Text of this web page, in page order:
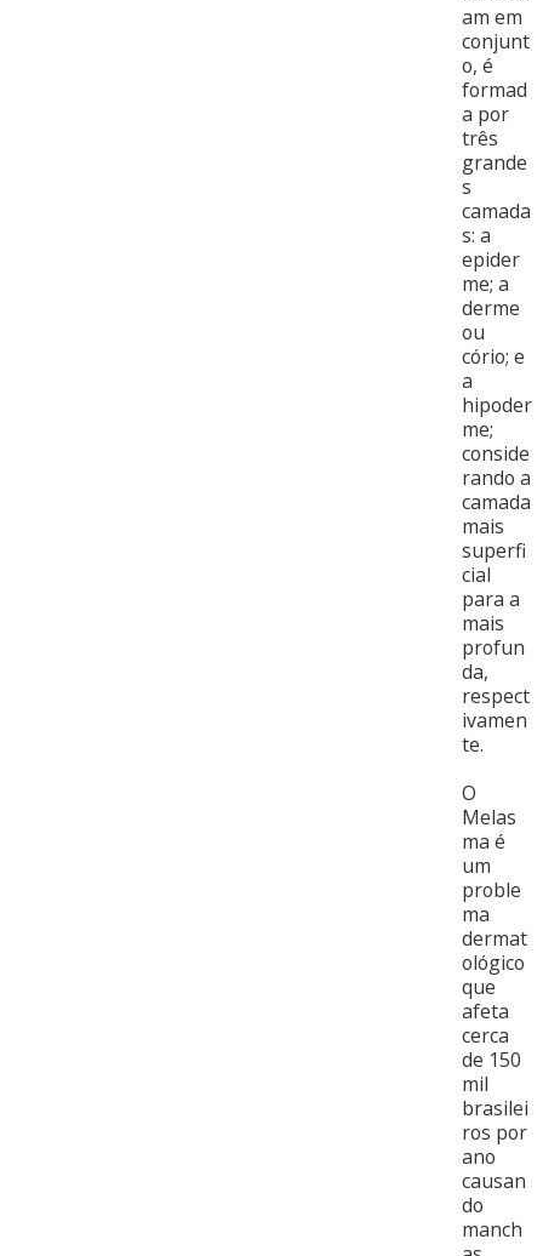
am em
conjunt
o, é
formad
a por
três
grande
s
camada
s: a
epider
me; a
derme
ou
cório; e
a
hipoder
me;
conside
rando a
camada
mais
superfi
cial
para a
mais
profun
da,
respect
ivamen
te.
O
Melas
ma é
um
proble
ma
dermat
ológico
que
afeta
cerca
de 150
mil
brasilei
ros por
ano
causan
do
manch